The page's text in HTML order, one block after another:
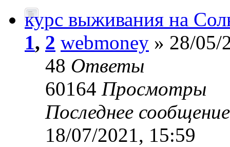
курс выживания на
1, 2 webmoney » 28/05/
48 Ответы
60164 Просмотры
Последнее
18/07/2021, 15:59